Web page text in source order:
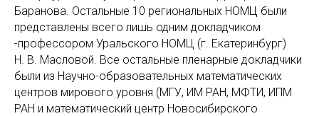
Баранова. Остальные 10 региональных НОМЦ были
представлены всего лишь одним докладчиком
-профессором Уральского НОМЦ (г. Екатеринбург)
Н. В. Масловой. Все остальные пленарные докладчики
были из Научно-образовательных математических
центров мирового уровня (МГУ, ИМ РАН, МФТИ, ИПМ
РАН и математический центр Новосибирского